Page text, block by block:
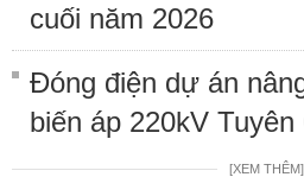
cuối năm 2026
Đóng điện dự án
biến áp 220kV Tuyên
[XEM THÊM]